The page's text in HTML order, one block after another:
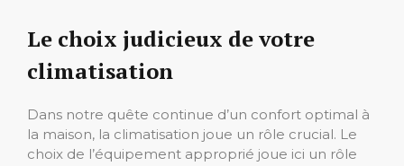
Le choix judicieux de votre
climatisation
Dans notre quête continue d’un confort optimal à
la maison, la climatisation joue un rôle crucial. Le
choix de l’équipement approprié joue ici un rôle